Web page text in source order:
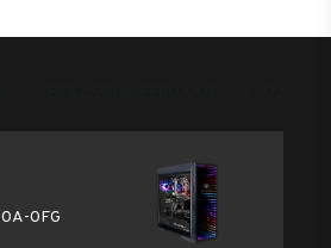
0FG